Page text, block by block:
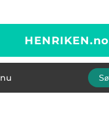
HENRIKEN.no